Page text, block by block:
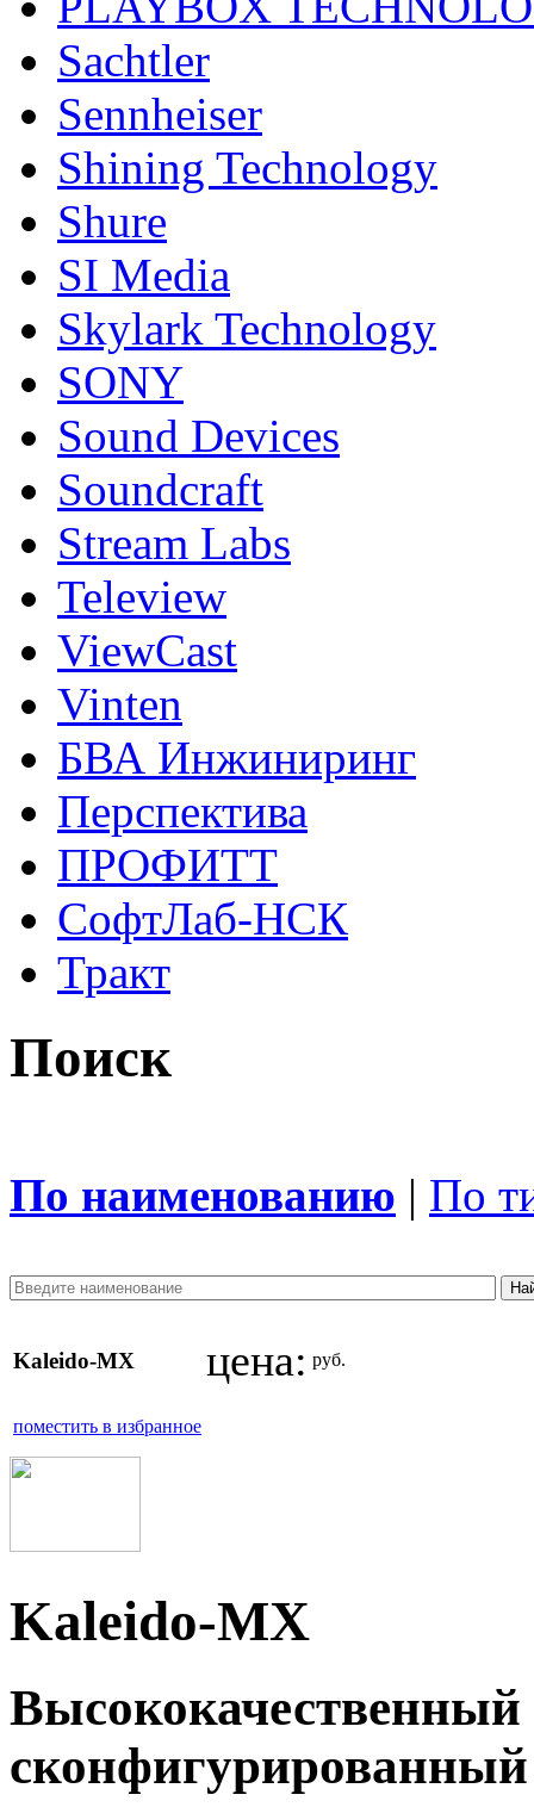
Sachtler
Sennheiser
Shining Technology
Shure
SI Media
Skylark Technology
SONY
Sound Devices
Soundcraft
Stream Labs
Teleview
ViewCast
Vinten
БВА Инжиниринг
Перспектива
ПРОФИТТ
СофтЛаб-НСК
Тракт
Поиск
По наименованию | По
Kaleido-MX цена: руб.
поместить в избранное
Kaleido-MX